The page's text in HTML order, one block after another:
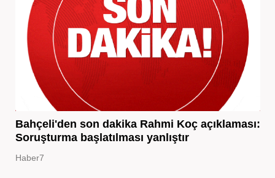
Bahçeli'den son dakika Rahmi Koç açıklaması:
Soruşturma başlatılması yanlıştır
Haber7